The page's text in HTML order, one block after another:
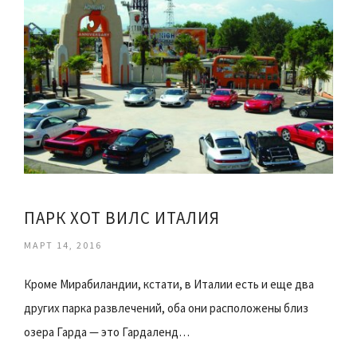
ПАРК ХОТ ВИЛС ИТАЛИЯ
МАРТ 14, 2016
Кроме Мирабиландии, кстати, в Италии есть и еще два
других парка развлечений, оба они расположены близ
озера Гарда — это Гардаленд…